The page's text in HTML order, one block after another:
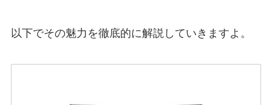
以下でその魅力を徹底的に解説していきますよ。